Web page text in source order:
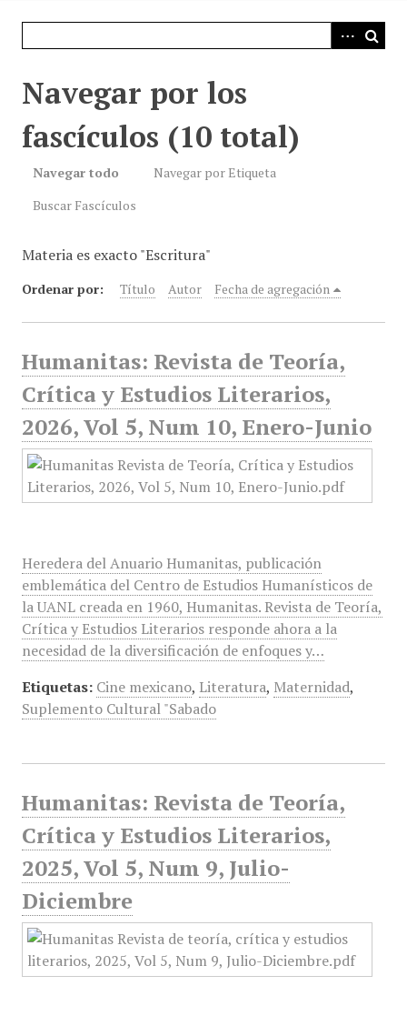
Navegar por los
fascículos (10 total)
Navegar todo
Navegar por Etiqueta
Buscar Fascículos
Materia es exacto "Escritura"
Ordenar por: Título Autor Fecha de agregación
Humanitas: Revista de Teoría,
Crítica y Estudios Literarios,
2026, Vol 5, Num 10, Enero-Junio
Heredera del Anuario Humanitas, publicación
emblemática del Centro de Estudios Humanísticos de
la UANL creada en 1960, Humanitas. Revista de Teoría,
Crítica y Estudios Literarios responde ahora a la
necesidad de la diversificación de enfoques y…
Etiquetas: Cine mexicano, Literatura, Maternidad,
Suplemento Cultural "Sabado
Humanitas: Revista de Teoría,
Crítica y Estudios Literarios,
2025, Vol 5, Num 9, Julio-
Diciembre